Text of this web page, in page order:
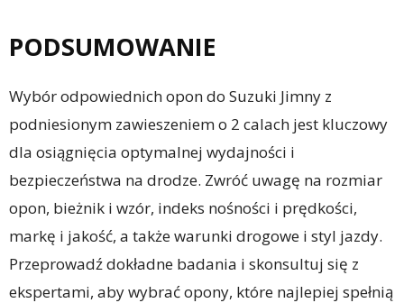
PODSUMOWANIE
Wybór odpowiednich opon do Suzuki Jimny z
podniesionym zawieszeniem o 2 calach jest kluczowy
dla osiągnięcia optymalnej wydajności i
bezpieczeństwa na drodze. Zwróć uwagę na rozmiar
opon, bieżnik i wzór, indeks nośności i prędkości,
markę i jakość, a także warunki drogowe i styl jazdy.
Przeprowadź dokładne badania i skonsultuj się z
ekspertami, aby wybrać opony, które najlepiej spełnią